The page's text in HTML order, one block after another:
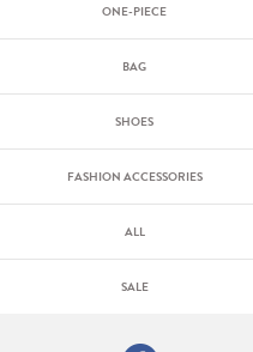
ONE-PIECE
BAG
SHOES
FASHION ACCESSORIES
ALL
SALE